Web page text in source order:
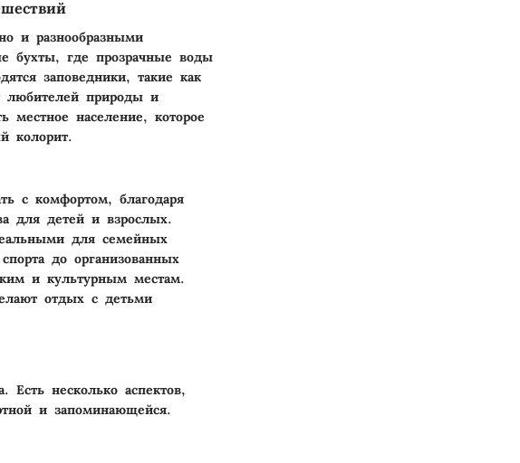
и разнообразными
бухты, где прозрачные воды
заповедники, такие как
любителей природы и
население, которое
колорит.
с комфортом, благодаря
для детей и взрослых.
для семейных
до организованных
и культурным местам.
отдых с детьми
Есть несколько аспектов,
и запоминающейся.